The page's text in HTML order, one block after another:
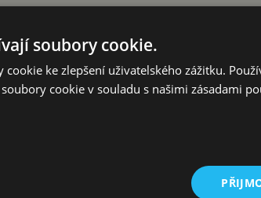
i tak z něj lze usuzovat, že minimálněpo
vidět trojici aut – McLaren F1,
soubory cookie.
ke zlepšení uživatelského zážitku.
cookie v souladu s našimi zásadami